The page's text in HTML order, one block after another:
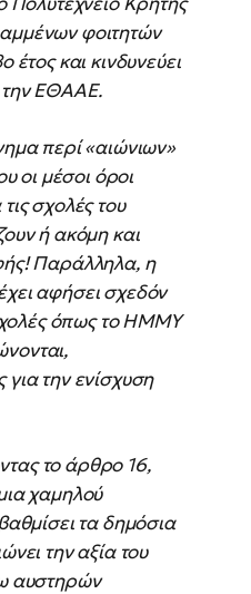
φοιτητών
έτος και κινδυνεύει
ΕΘΑΑΕ.
περί «αιώνιων»
οι μέσοι όροι
σχολές του
ή ακόμη και
Παράλληλα, η
αφήσει σχεδόν
όπως το ΗΜΜΥ
την ενίσχυση
το άρθρο 16,
χαμηλού
τα δημόσια
την αξία του
αυστηρών